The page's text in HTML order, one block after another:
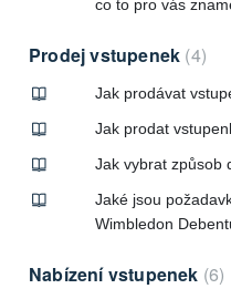
co to pro vás
Prodej vstupenek 4
Jak prodávat
Jak prodat
Jak vybrat způsob
Jaké jsou
Wimbledon
Nabízení vstupenek 6